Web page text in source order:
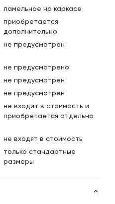
ламельное на каркасе
приобретается
дополнительно
не предусмотрен
не предусмотрено
не предусмотрен
не предусмотрен
не входит в стоимость и
приобретается отдельно
не входят в стоимость
только стандартные
размеры